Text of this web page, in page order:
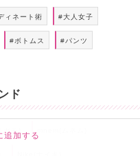
追加する
ィネート術 #大人女子
#ボトムス #パンツ
ド
モ)